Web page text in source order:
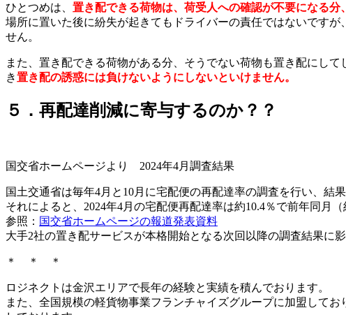
ひとつめは、 置き配できる荷物は、荷受人への確認が不要になる
場所に置いた後に紛失が起きてもドライバーの責任ではないです
せん。
また、置き配できる荷物がある分、そうでない荷物も置き配にし
き置き配の誘惑には負けないようにしないといけません。
５．再配達削減に寄与するのか？？
国交省ホームページより 2024年4月調査結果
国土交通省は毎年4月と10月に宅配便の再配達率の調査を行い、結
それによると、2024年4月の宅配便再配達率は約10.4％で前年同月
参照： 国交省ホームページの報道発表資料
大手2社の置き配サービスが本格開始となる次回以降の調査結果に
＊ ＊ ＊
ロジネクトは金沢エリアで長年の経験と実績を積んでおります。
また、全国規模の軽貨物事業フランチャイズグループに加盟して